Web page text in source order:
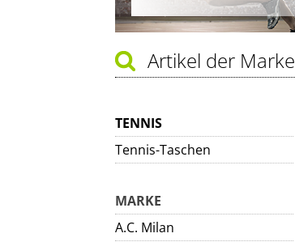
Artikel der Marke
TENNIS
Tennis-Taschen
MARKE
A.C. Milan